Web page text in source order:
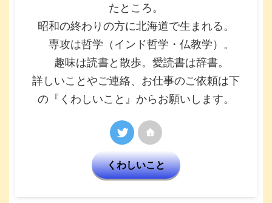
たところ。
昭和の終わりの方に北海道で生まれる。
専攻は哲学（インド哲学・仏教学）。
趣味は読書と散歩。愛読書は辞書。
詳しいことやご連絡、お仕事のご依頼は下
の『くわしいこと』からお願いします。
くわしいこと